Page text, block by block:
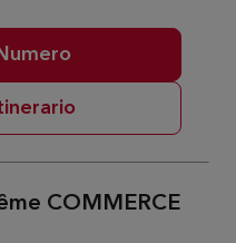
COMMERCE